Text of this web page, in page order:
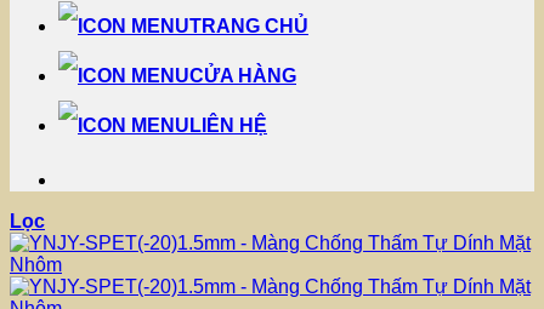
TRANG CHỦ
CỬA HÀNG
LIÊN HỆ
Lọc